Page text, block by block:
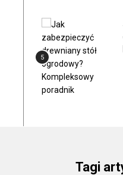
5
Tagi